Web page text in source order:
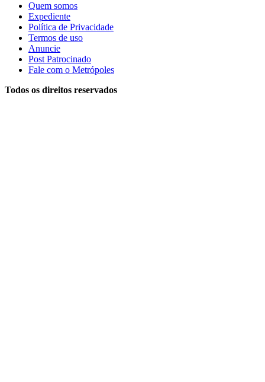
Quem somos
Expediente
Política de Privacidade
Termos de uso
Anuncie
Post Patrocinado
Fale com o Metrópoles
Todos os direitos reservados